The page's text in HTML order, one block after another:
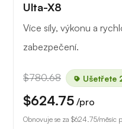
Ulta-X8
Více síly, výkonu a
zabezpečení.
$780.68 Ušetřete
$624.75 /pro
Obnovuje se za $624.75/měsíc